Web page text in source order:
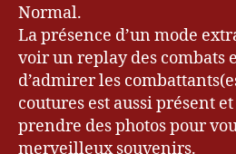
Normal.
La présence d’un mode
voir un replay des combats
d’admirer les
coutures est aussi présent
prendre des photos pour
merveilleux souvenirs.